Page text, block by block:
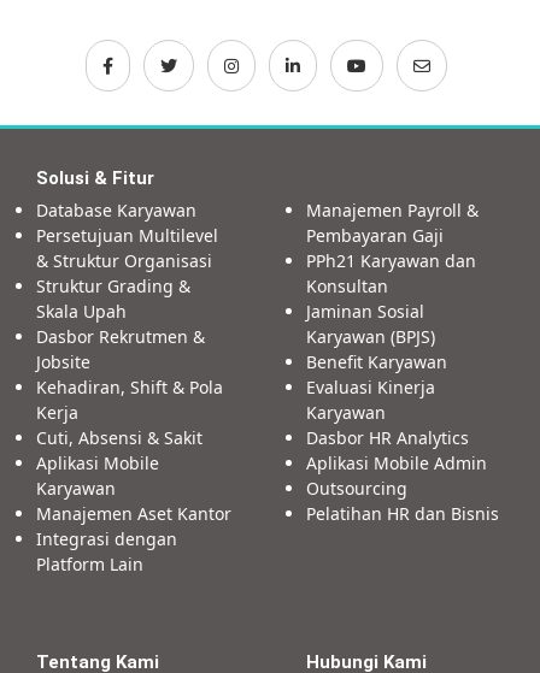
Solusi & Fitur
Database Karyawan
Persetujuan Multilevel
& Struktur Organisasi
Struktur Grading &
Skala Upah
Dasbor Rekrutmen &
Jobsite
Kehadiran, Shift & Pola
Kerja
Cuti, Absensi & Sakit
Aplikasi Mobile
Karyawan
Manajemen Aset Kantor
Integrasi dengan
Platform Lain
Manajemen Payroll &
Pembayaran Gaji
PPh21 Karyawan dan
Konsultan
Jaminan Sosial
Karyawan (BPJS)
Benefit Karyawan
Evaluasi Kinerja
Karyawan
Dasbor HR Analytics
Aplikasi Mobile Admin
Outsourcing
Pelatihan HR dan Bisnis
Tentang Kami Hubungi Kami